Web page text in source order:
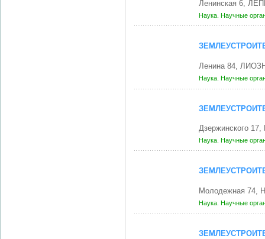
Ленинская 6,
Наука. Научные
Ленина 84,
Наука. Научные
Дзержинского
Наука. Научные
Молодежная 74,
Наука. Научные